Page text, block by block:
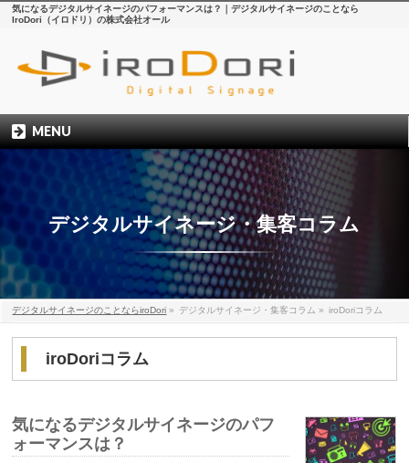
気になるデジタルサイネージのパフォーマンスは？｜デジタルサイネージのことなら
IroDori（イロドリ）の株式会社オール
MENU
デジタルサイネージ・集客コラム
デジタルサイネージのことならiroDori » デジタルサイネージ・集客コラム » iroDoriコラム
iroDoriコラム
気になるデジタルサイネージのパフ
ォーマンスは？